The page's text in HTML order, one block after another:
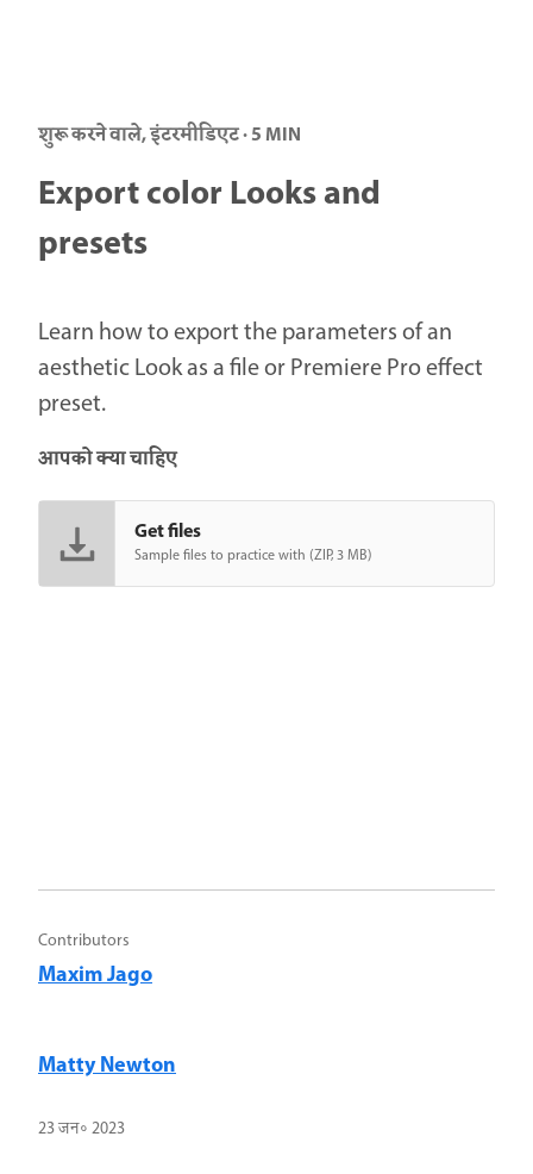
शुरू करने वाले, इंटरमीडिएट · 5 MIN
Export color Looks and
presets
Learn how to export the parameters of an
aesthetic Look as a file or Premiere Pro effect
preset.
आपको क्या चाहिए
Get files
Sample files to practice with (ZIP, 3 MB)
Contributors
Maxim Jago
Matty Newton
23 जन॰ 2023